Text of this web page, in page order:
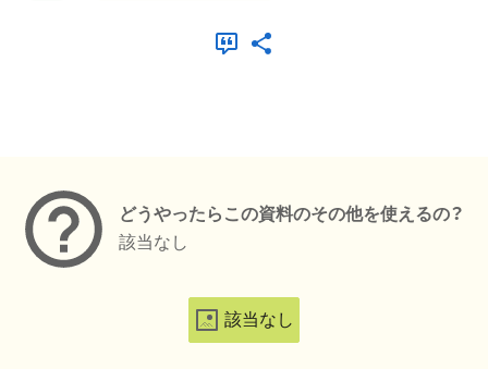
どうやったらこの資料のその他を使えるの？
該当なし
該当なし